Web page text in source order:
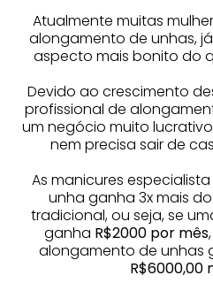
Atualmente muitas
alongamento de unhas,
aspecto mais bonito do
Devido ao crescimento
profissional de
um negócio muito
nem precisa sair de
As manicures
unha ganha 3x mais
tradicional, ou seja, se
ganha R$2000 por mês
alongamento de unhas
R$6000,00